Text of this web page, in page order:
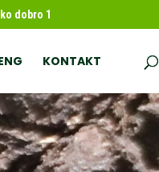
dobro 1
KONTAKT